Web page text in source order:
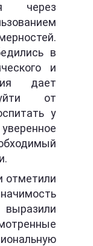
через
в
и
дает
от
у
отметили
выразили